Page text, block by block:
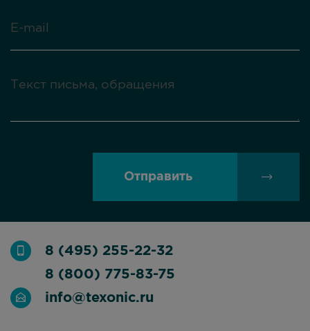
Отправить
8 (495) 255-22-32
8 (800) 775-83-75
info@texonic.ru